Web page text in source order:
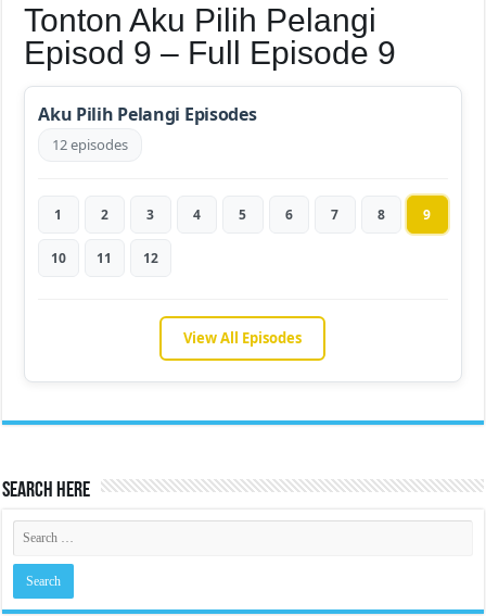
Tonton Aku Pilih Pelangi
Episod 9 – Full Episode 9
Aku Pilih Pelangi Episodes
12 episodes
1 2 3 4 5 6 7 8 9
10 11 12
View All Episodes
Search Here